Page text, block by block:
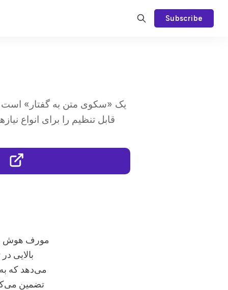
Subscribe
قابل تنظیم را برای انواع
مورف هوش
بالایی
می‌دهد که
تضمین